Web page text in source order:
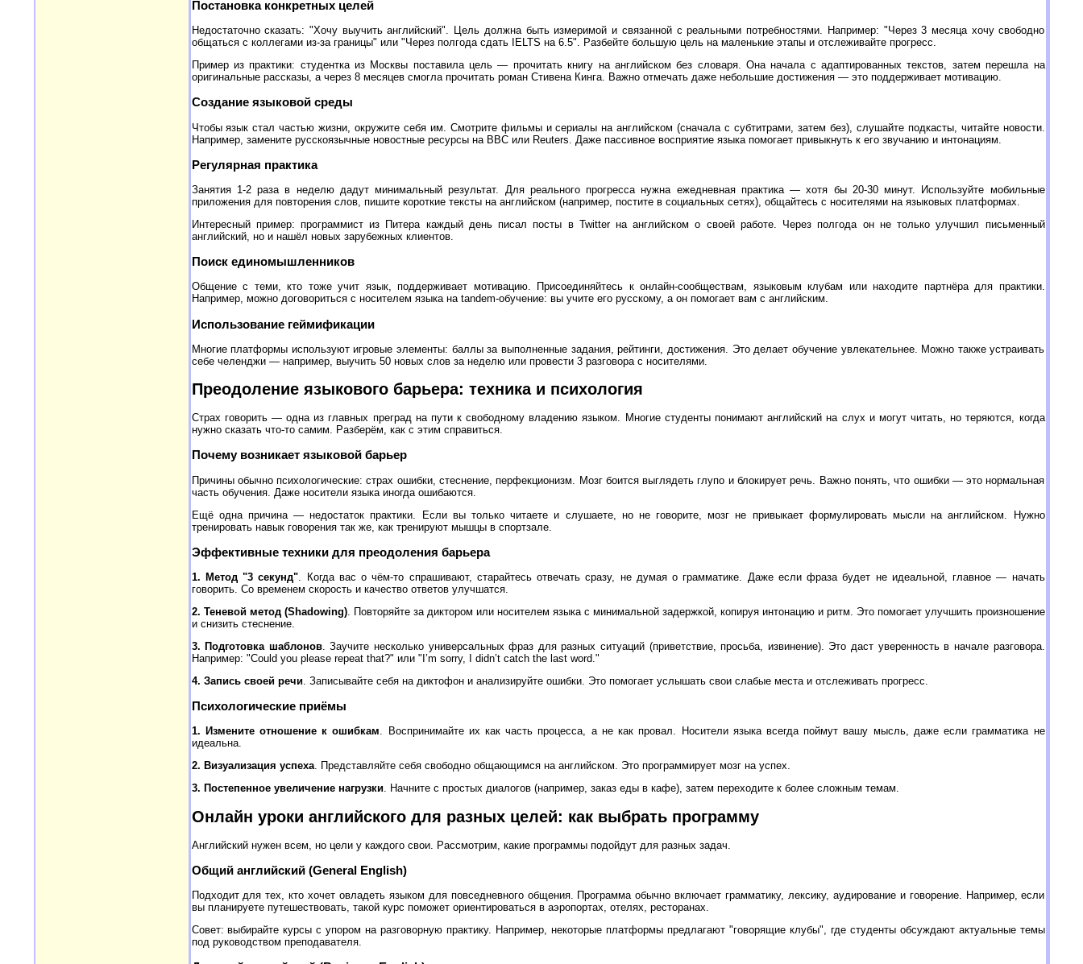
Постановка конкретных целей
Недостаточно сказать: "Хочу выучить английский". Цель должна быть измеримой и связанной с реальными потребностями. Например: "Через 3 месяца хочу свободно
общаться с коллегами из-за границы" или "Через полгода сдать IELTS на 6.5". Разбейте большую цель на маленькие этапы и отслеживайте прогресс.
Пример из практики: студентка из Москвы поставила цель — прочитать книгу на английском без словаря. Она начала с адаптированных текстов, затем перешла на
оригинальные рассказы, а через 8 месяцев смогла прочитать роман Стивена Кинга. Важно отмечать даже небольшие достижения — это поддерживает мотивацию.
Создание языковой среды
Чтобы язык стал частью жизни, окружите себя им. Смотрите фильмы и сериалы на английском (сначала с субтитрами, затем без), слушайте подкасты, читайте новости.
Например, замените русскоязычные новостные ресурсы на BBC или Reuters. Даже пассивное восприятие языка помогает привыкнуть к его звучанию и интонациям.
Регулярная практика
Занятия 1-2 раза в неделю дадут минимальный результат. Для реального прогресса нужна ежедневная практика — хотя бы 20-30 минут. Используйте мобильные
приложения для повторения слов, пишите короткие тексты на английском (например, постите в социальных сетях), общайтесь с носителями на языковых платформах.
Интересный пример: программист из Питера каждый день писал посты в Twitter на английском о своей работе. Через полгода он не только улучшил письменный
английский, но и нашёл новых зарубежных клиентов.
Поиск единомышленников
Общение с теми, кто тоже учит язык, поддерживает мотивацию. Присоединяйтесь к онлайн-сообществам, языковым клубам или находите партнёра для практики.
Например, можно договориться с носителем языка на tandem-обучение: вы учите его русскому, а он помогает вам с английским.
Использование геймификации
Многие платформы используют игровые элементы: баллы за выполненные задания, рейтинги, достижения. Это делает обучение увлекательнее. Можно также устраивать
себе челенджи — например, выучить 50 новых слов за неделю или провести 3 разговора с носителями.
Преодоление языкового барьера: техника и психология
Страх говорить — одна из главных преград на пути к свободному владению языком. Многие студенты понимают английский на слух и могут читать, но теряются, когда
нужно сказать что-то самим. Разберём, как с этим справиться.
Почему возникает языковой барьер
Причины обычно психологические: страх ошибки, стеснение, перфекционизм. Мозг боится выглядеть глупо и блокирует речь. Важно понять, что ошибки — это нормальная
часть обучения. Даже носители языка иногда ошибаются.
Ещё одна причина — недостаток практики. Если вы только читаете и слушаете, но не говорите, мозг не привыкает формулировать мысли на английском. Нужно
тренировать навык говорения так же, как тренируют мышцы в спортзале.
Эффективные техники для преодоления барьера
1. Метод "3 секунд". Когда вас о чём-то спрашивают, старайтесь отвечать сразу, не думая о грамматике. Даже если фраза будет не идеальной, главное — начать
говорить. Со временем скорость и качество ответов улучшатся.
2. Теневой метод (Shadowing). Повторяйте за диктором или носителем языка с минимальной задержкой, копируя интонацию и ритм. Это помогает улучшить произношение
и снизить стеснение.
3. Подготовка шаблонов. Заучите несколько универсальных фраз для разных ситуаций (приветствие, просьба, извинение). Это даст уверенность в начале разговора.
Например: "Could you please repeat that?" или "I’m sorry, I didn’t catch the last word."
4. Запись своей речи. Записывайте себя на диктофон и анализируйте ошибки. Это помогает услышать свои слабые места и отслеживать прогресс.
Психологические приёмы
1. Измените отношение к ошибкам. Воспринимайте их как часть процесса, а не как провал. Носители языка всегда поймут вашу мысль, даже если грамматика не
идеальна.
2. Визуализация успеха. Представляйте себя свободно общающимся на английском. Это программирует мозг на успех.
3. Постепенное увеличение нагрузки. Начните с простых диалогов (например, заказ еды в кафе), затем переходите к более сложным темам.
Онлайн уроки английского для разных целей: как выбрать программу
Английский нужен всем, но цели у каждого свои. Рассмотрим, какие программы подойдут для разных задач.
Общий английский (General English)
Подходит для тех, кто хочет овладеть языком для повседневного общения. Программа обычно включает грамматику, лексику, аудирование и говорение. Например, если
вы планируете путешествовать, такой курс поможет ориентироваться в аэропортах, отелях, ресторанах.
Совет: выбирайте курсы с упором на разговорную практику. Например, некоторые платформы предлагают "говорящие клубы", где студенты обсуждают актуальные темы
под руководством преподавателя.